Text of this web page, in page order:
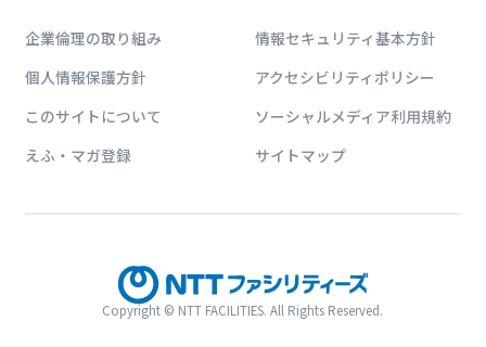
企業倫理の取り組み
情報セキュリティ基本方針
個人情報保護方針
アクセシビリティポリシー
このサイトについて
ソーシャルメディア利用規約
えふ・マガ登録
サイトマップ
Copyright © NTT FACILITIES. All Rights Reserved.